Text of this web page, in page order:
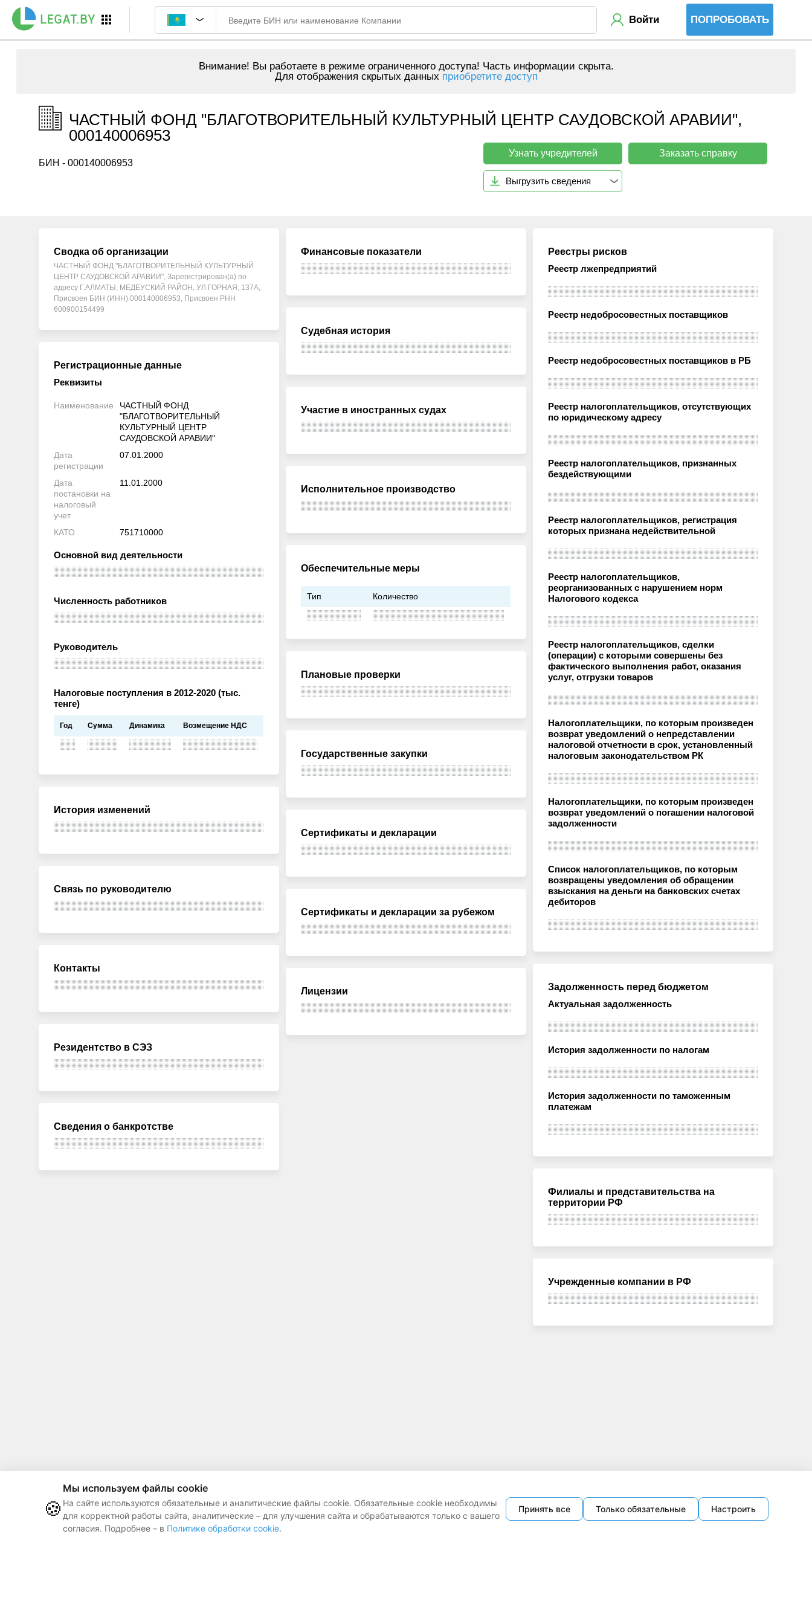
Войти ПОПРОБОВАТЬ
Внимание! Вы работаете в режиме ограниченного доступа! Часть информации скрыта.
Для отображения скрытых данных приобретите доступ
ЧАСТНЫЙ ФОНД "БЛАГОТВОРИТЕЛЬНЫЙ КУЛЬТУРНЫЙ ЦЕНТР САУДОВСКОЙ АРАВИИ",
000140006953
БИН - 000140006953
Узнать учредителей Заказать справку
Выгрузить сведения
Сводка об организации
ЧАСТНЫЙ ФОНД "БЛАГОТВОРИТЕЛЬНЫЙ КУЛЬТУРНЫЙ
ЦЕНТР САУДОВСКОЙ АРАВИИ", Зарегистрирован(а) по
адресу Г.АЛМАТЫ, МЕДЕУСКИЙ РАЙОН, УЛ ГОРНАЯ, 137А,
Присвоен БИН (ИНН) 000140006953, Присвоен РНН
600900154499
Регистрационные данные
Реквизиты
Наименование
ЧАСТНЫЙ ФОНД
"БЛАГОТВОРИТЕЛЬНЫЙ
КУЛЬТУРНЫЙ ЦЕНТР
САУДОВСКОЙ АРАВИИ"
Дата
регистрации
07.01.2000
Дата
постановки на
налоговый
учет
11.01.2000
КАТО 751710000
Основной вид деятельности
Численность работников
Руководитель
Налоговые поступления в 2012-2020 (тыс.
тенге)
Год Сумма Динамика Возмещение НДС
История изменений
Связь по руководителю
Контакты
Резидентство в СЭЗ
Сведения о банкротстве
Финансовые показатели
Судебная история
Участие в иностранных судах
Исполнительное производство
Обеспечительные меры
Тип Количество
Плановые проверки
Государственные закупки
Сертификаты и декларации
Сертификаты и декларации за рубежом
Лицензии
Реестры рисков
Реестр лжепредприятий
Реестр недобросовестных поставщиков
Реестр недобросовестных поставщиков в РБ
Реестр налогоплательщиков, отсутствующих
по юридическому адресу
Реестр налогоплательщиков, признанных
бездействующими
Реестр налогоплательщиков, регистрация
которых признана недействительной
Реестр налогоплательщиков,
реорганизованных с нарушением норм
Налогового кодекса
Реестр налогоплательщиков, сделки
(операции) с которыми совершены без
фактического выполнения работ, оказания
услуг, отгрузки товаров
Налогоплательщики, по которым произведен
возврат уведомлений о непредставлении
налоговой отчетности в срок, установленный
налоговым законодательством РК
Налогоплательщики, по которым произведен
возврат уведомлений о погашении налоговой
задолженности
Список налогоплательщиков, по которым
возвращены уведомления об обращении
взыскания на деньги на банковских счетах
дебиторов
Задолженность перед бюджетом
Актуальная задолженность
История задолженности по налогам
История задолженности по таможенным
платежам
Филиалы и представительства на
территории РФ
Учрежденные компании в РФ
🍪
Мы используем файлы cookie
На сайте используются обязательные и аналитические файлы cookie. Обязательные cookie необходимы
для корректной работы сайта, аналитические – для улучшения сайта и обрабатываются только с вашего
согласия. Подробнее – в Политике обработки cookie.
Принять все Только обязательные Настроить